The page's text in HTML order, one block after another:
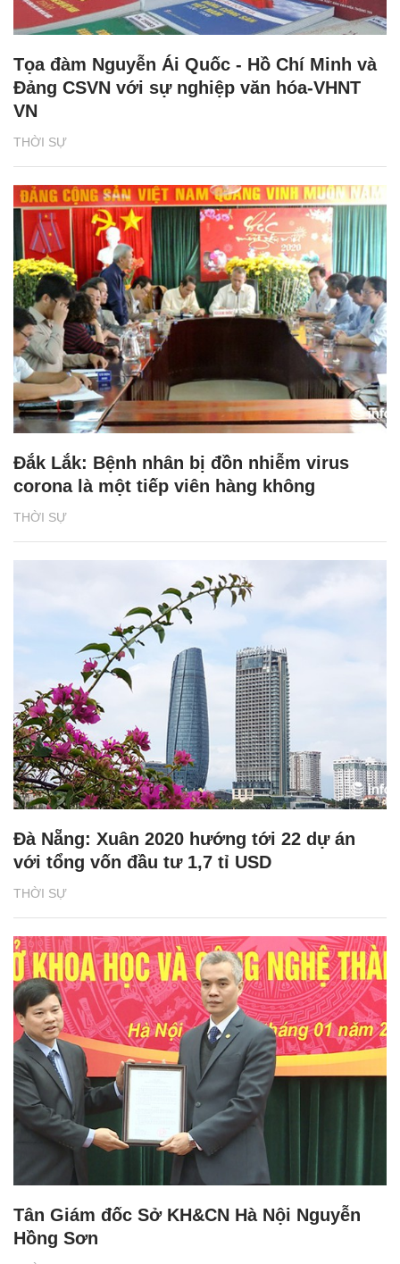
THỜI SỰ
Tọa đàm Nguyễn Ái Quốc - Hồ Chí Minh và
Đảng CSVN với sự nghiệp văn hóa-VHNT
VN
THỜI SỰ
Đắk Lắk: Bệnh nhân bị đồn nhiễm virus
corona là một tiếp viên hàng không
THỜI SỰ
Đà Nẵng: Xuân 2020 hướng tới 22 dự án
với tổng vốn đầu tư 1,7 tỉ USD
Tân Giám đốc Sở KH&CN Hà Nội Nguyễn
Hồng Sơn